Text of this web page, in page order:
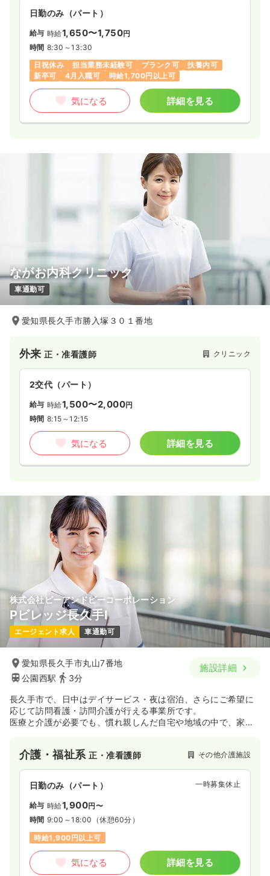
日勤のみ（パート）
給与 時給1,650〜1,750円
時間 8:30～13:30
日祝休み
担当業務未経験可 ブランク可
扶養内可
新卒可
4月入職可 時給1,700円以上可
気になる 詳細を見る
ながお内科クリニック
車通勤可
愛知県長久手市勝入塚３０１番地
外来正・准看護師 クリニック
2交代（パート）
給与 時給1,500〜2,000円
時間 8:15～12:15
気になる 詳細を見る
株式会社ピーアンドピーコーポレーション
Pビレッジ長久手Ⅰ
エージェント求人 車通勤可
愛知県長久手市丸山7番地
公園西駅
3分
施設詳細
長久手市で、日中はデイサービス・夜は宿泊、さらにご希望に
応じて訪問看護・訪問介護が行える事業所です。
医療と介護が必要でも、慣れ親しんだ自宅や地域の中で、家族
の方法でサービスをご提供します。
介護・福祉系正・准看護師 その他介護施設
日勤のみ（パート） 一時募集休止
給与 時給1,900円〜
時間 9:00～18:00 （休憩60分）
時給1,900円以上可
気になる 詳細を見る